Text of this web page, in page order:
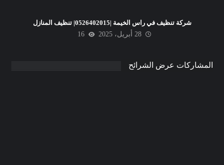
شركة تنظيف في راس الخيمة |0526402015| تنظيف المنازل
28 أبريل، 2025
16
المشاركات عرض الشرائح